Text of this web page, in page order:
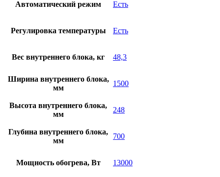
Автоматический режим Есть
Регулировка температуры Есть
Вес внутреннего блока, кг 48,3
Ширина внутреннего блока,
мм
1500
Высота внутреннего блока,
мм
248
Глубина внутреннего блока,
мм
700
Мощность обогрева, Вт 13000